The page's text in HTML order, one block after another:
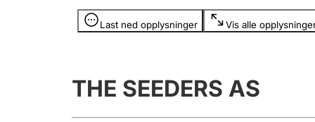
Last ned opplysninger Vis alle
Opplysninger er skjult
THE SEEDERS AS